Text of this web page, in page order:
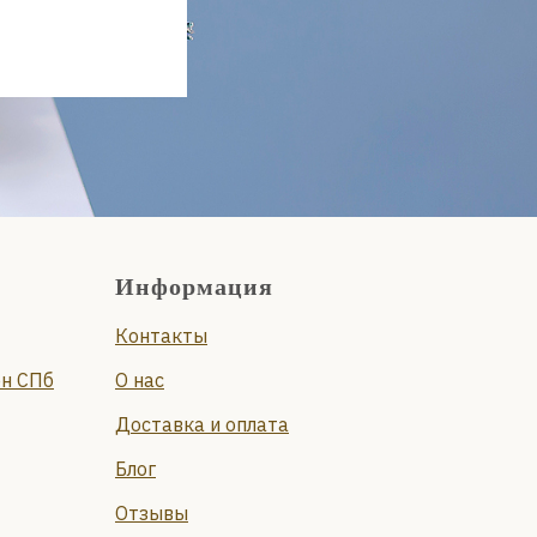
СПб
Информация
Контакты
О нас
Доставка и оплата
Блог
Отзывы